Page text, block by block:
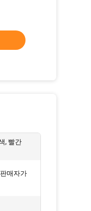
, 빨간
매자가